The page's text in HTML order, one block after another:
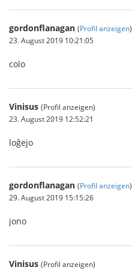
gordonflanagan (Profil anzeigen)
23. August 2019 10:21:05
colo
Vinisus (Profil anzeigen)
23. August 2019 12:52:21
loĝejo
gordonflanagan (Profil anzeigen)
29. August 2019 15:15:26
jono
Vinisus (Profil anzeigen)